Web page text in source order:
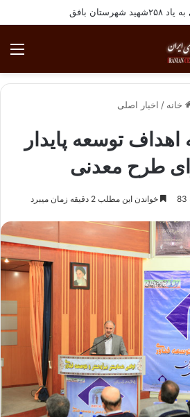
بافق
خانه / اخبار اصلی
اهداف توسعه پایدار
طرح معدنی
83 خواندن این مطلب 2 دقیقه زمان میبرد